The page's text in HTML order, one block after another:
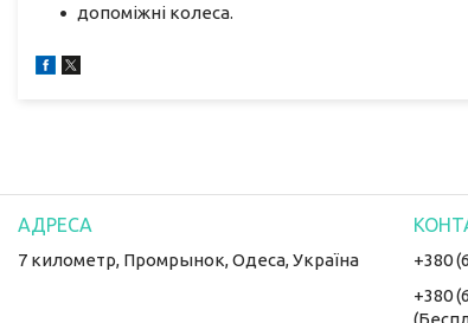
допоміжні колеса.
7 километр, Промрынок, Одеса, Україна
+380
+380